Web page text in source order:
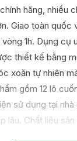
hãng, nhiều
Giao toàn quốc
1h. Dụng cụ
thiết kế bằng
xoăn tự nhiên
gồm 12 lô
sử dụng tại
lâu. Chất liệu sản